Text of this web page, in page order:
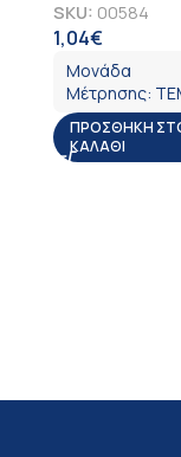
SKU: 00584
1,04€
Μονάδα
Μέτρησης:
ΠΡΟΣΘΉΚΗ
ΚΑΛΆΘΙ